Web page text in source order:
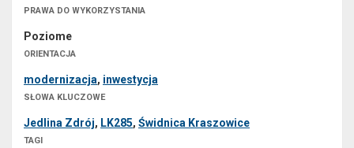
PRAWA DO WYKORZYSTANIA
Poziome
ORIENTACJA
modernizacja, inwestycja
SŁOWA KLUCZOWE
Jedlina Zdrój, LK285, Świdnica Kraszowice
TAGI